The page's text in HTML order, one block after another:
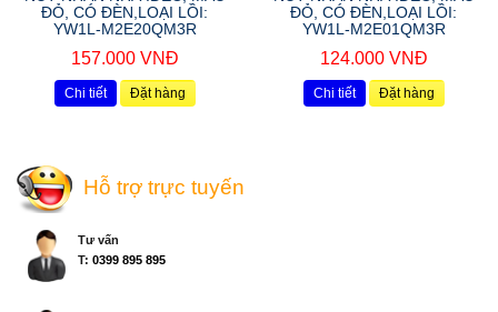
ĐỎ, CÓ ĐÈN,LOẠI LỒI:
YW1L-M2E20QM3R
157.000 VNĐ
Chi tiết Đặt hàng
ĐỎ, CÓ ĐÈN,LOẠI LỒI:
YW1L-M2E01QM3R
124.000 VNĐ
Chi tiết Đặt hàng
Hỗ trợ trực tuyến
Tư vấn
T: 0399 895 895